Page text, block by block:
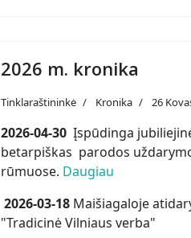
2026 m. kronika
Tinklaraštininkė Kronika 26
2026-04-30 Įspūdinga
betarpiškas parodos
rūmuose. Daugiau
2026-03-18 Maišiagaloje
"Tradicinė Vilniaus verba"